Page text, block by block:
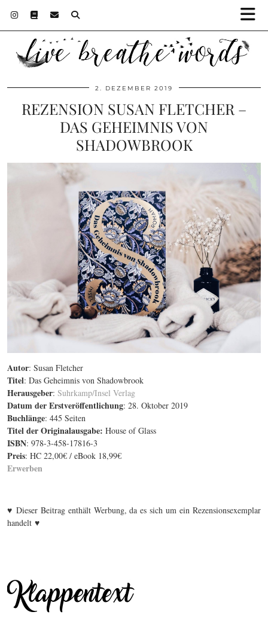
2. DEZEMBER 2019
REZENSION SUSAN FLETCHER –
DAS GEHEIMNIS VON
SHADOWBROOK
Autor: Susan Fletcher
Titel: Das Geheimnis von Shadowbrook
Herausgeber: Suhrkamp/Insel Verlag
Datum der Erstveröffentlichung: 28. Oktober 2019
Buchlänge: 445 Seiten
Titel der Originalausgabe: House of Glass
ISBN: 978-3-458-17816-3
Preis: HC 22,00€ / eBook 18,99€
Erwerben
♥ Dieser Beitrag enthält Werbung, da es sich um ein Rezensionsexemplar
handelt ♥